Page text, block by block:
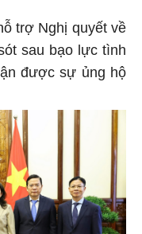
trợ Nghị quyết về
sau bạo lực tình
được sự ủng hộ